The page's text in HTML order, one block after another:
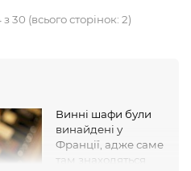
30 (всього сторінок: 2)
Винні шафи були
винайдені у
Франції, адже саме
там знаходяться